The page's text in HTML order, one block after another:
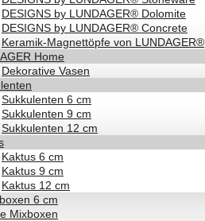
DESIGNS by LUNDAGER® Dolomite
DESIGNS by LUNDAGER® Concrete
Keramik-Magnettöpfe von LUNDAGER®
Home
Dekorative Vasen
Sukkulenten 6 cm
Sukkulenten 9 cm
Sukkulenten 12 cm
Kaktus 6 cm
Kaktus 9 cm
Kaktus 12 cm
6 cm
Mixboxen